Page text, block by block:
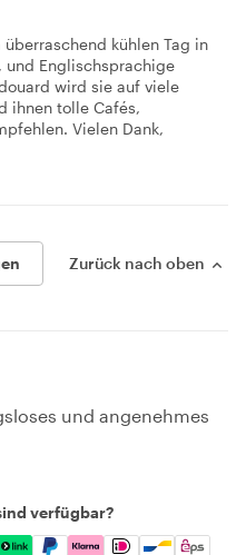
kühlen Tag in
und Englischsprachige
wird sie auf viele
ihnen tolle Cafés,
Vielen Dank,
Zurück nach oben
und angenehmes
verfügbar?
Apple Pay, Google